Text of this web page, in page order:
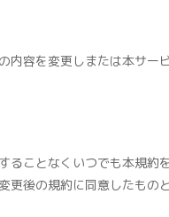
内容を変更しまたは本サ
ることなくいつでも本規
後の規約に同意したもの